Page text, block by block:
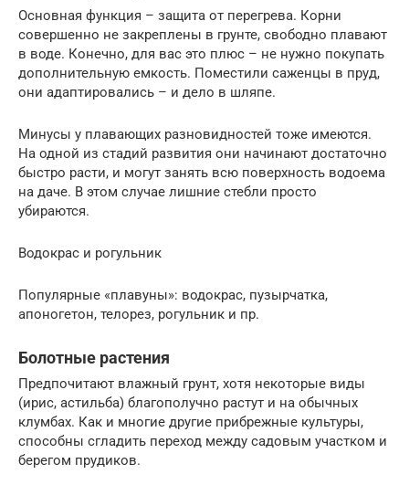
Основная функция – защита от перегрева. Корни
совершенно не закреплены в грунте, свободно плавают
в воде. Конечно, для вас это плюс – не нужно покупать
дополнительную емкость. Поместили саженцы в пруд,
они адаптировались – и дело в шляпе.
Минусы у плавающих разновидностей тоже имеются.
На одной из стадий развития они начинают достаточно
быстро расти, и могут занять всю поверхность водоема
на даче. В этом случае лишние стебли просто
убираются.
Водокрас и рогульник
Популярные «плавуны»: водокрас, пузырчатка,
апоногетон, телорез, рогульник и пр.
Болотные растения
Предпочитают влажный грунт, хотя некоторые виды
(ирис, астильба) благополучно растут и на обычных
клумбах. Как и многие другие прибрежные культуры,
способны сгладить переход между садовым участком и
берегом прудиков.